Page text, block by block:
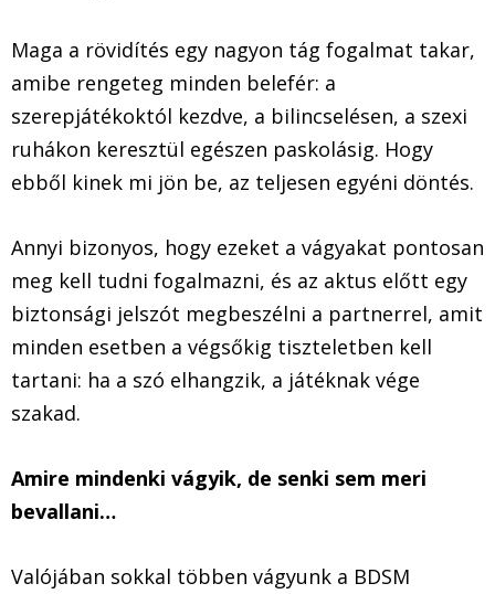
Maga a rövidítés egy nagyon tág fogalmat takar,
amibe rengeteg minden belefér: a
szerepjátékoktól kezdve, a bilincselésen, a szexi
ruhákon keresztül egészen paskolásig. Hogy
ebből kinek mi jön be, az teljesen egyéni döntés.
Annyi bizonyos, hogy ezeket a vágyakat pontosan
meg kell tudni fogalmazni, és az aktus előtt egy
biztonsági jelszót megbeszélni a partnerrel, amit
minden esetben a végsőkig tiszteletben kell
tartani: ha a szó elhangzik, a játéknak vége
szakad.
Amire mindenki vágyik, de senki sem meri
bevallani…
Valójában sokkal többen vágyunk a BDSM